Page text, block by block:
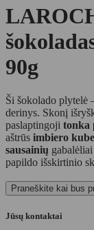
90g
Ši šokolado plytelė
derinys. Skonį
paslaptingoji tonka
aštrūs imbiero
sausainių
papildo išskirtinio
Praneškite kai bus
Jūsų kontaktai